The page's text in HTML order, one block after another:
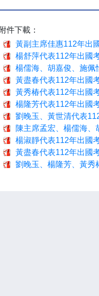
附件下載：
黃副主席佳惠112年出
楊舒萍代表112年出國
楊儒海、胡嘉俊、施佩
黃盡春代表112年出國
黃秀椿代表112年出國
楊隆芳代表112年出國
劉晚玉、黃世清代表
陳主席孟宏、楊儒海
楊淑靜代表112年出國
黃盡春代表112年出國
劉晚玉、楊隆芳、黃秀